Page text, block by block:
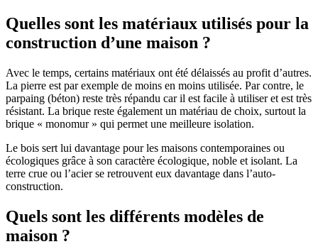
Quelles sont les matériaux utilisés pour la
construction d’une maison ?
Avec le temps, certains matériaux ont été délaissés au profit d’autres.
La pierre est par exemple de moins en moins utilisée. Par contre, le
parpaing (béton) reste très répandu car il est facile à utiliser et est très
résistant. La brique reste également un matériau de choix, surtout la
brique « monomur » qui permet une meilleure isolation.
Le bois sert lui davantage pour les maisons contemporaines ou
écologiques grâce à son caractère écologique, noble et isolant. La
terre crue ou l’acier se retrouvent eux davantage dans l’auto-
construction.
Quels sont les différents modèles de
maison ?